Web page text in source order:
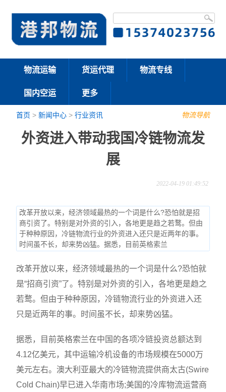
物流运输 货运代理 物流专线
国内空运 更多
物流导航
首页 >新闻中心 >行业资讯
外资进入带动我国冷链物流发
展
2022-04-19 01:49:52
改革开放以来，经济领域最热的一个词是什么?恐怕就是招
商引资了。特别是对外资的引入，各地更是趋之若鹜。但由
于种种原因，冷链物流行业的外资进入还只是近两年的事。
时间虽不长，却来势凶猛。据悉，目前英格索兰
改革开放以来，经济领域最热的一个词是什么?恐怕就
是“招商引资”了。特别是对外资的引入，各地更是趋之
若鹜。但由于种种原因，冷链物流行业的外资进入还
只是近两年的事。时间虽不长，却来势凶猛。
据悉，目前英格索兰在中国的各项冷链投资总额达到
4.12亿美元，其中运输冷机设备的市场规模在5000万
美元左右。澳大利亚最大的冷链物流提供商太古(Swire
Cold Chain)早已进入华南市场;美国的冷库物流运营商